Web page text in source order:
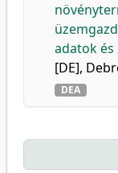
adatok és
[DE],
DEA